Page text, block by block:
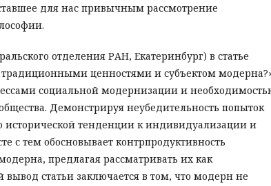
для нас привычным рассмотрение
отделения РАН, Екатеринбург) в статье
ценностями и субъектом
социальной модернизации и
Демонстрируя неубедительность попыток
тенденции к индивидуализации и
с тем обосновывает контрпродуктивность
предлагая рассматривать их как
статьи заключается в том, что модерн не